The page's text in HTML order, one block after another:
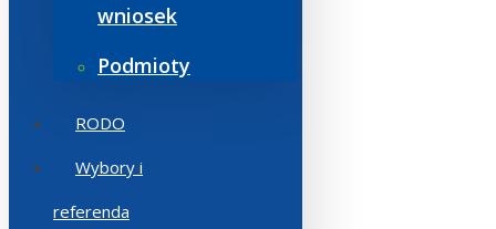
wniosek
Podmioty
RODO
Wybory i
referenda